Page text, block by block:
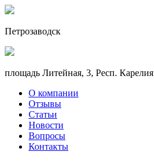
Петрозаводск
площадь Литейная, 3, Респ. Карелия
О компании
Отзывы
Статьи
Новости
Вопросы
Контакты